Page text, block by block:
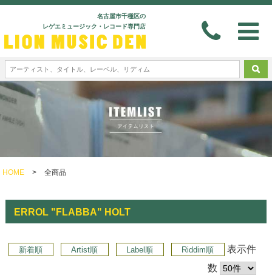
名古屋市千種区の
レゲエミュージック・レコード専門店
HOME > 全商品
ERROL "FLABBA" HOLT
新着順 Artist順 Label順 Riddim順
表示件
数